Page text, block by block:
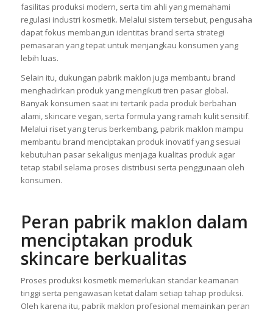
fasilitas produksi modern, serta tim ahli yang memahami
regulasi industri kosmetik. Melalui sistem tersebut, pengusaha
dapat fokus membangun identitas brand serta strategi
pemasaran yang tepat untuk menjangkau konsumen yang
lebih luas.
Selain itu, dukungan pabrik maklon juga membantu brand
menghadirkan produk yang mengikuti tren pasar global.
Banyak konsumen saat ini tertarik pada produk berbahan
alami, skincare vegan, serta formula yang ramah kulit sensitif.
Melalui riset yang terus berkembang, pabrik maklon mampu
membantu brand menciptakan produk inovatif yang sesuai
kebutuhan pasar sekaligus menjaga kualitas produk agar
tetap stabil selama proses distribusi serta penggunaan oleh
konsumen.
Peran pabrik maklon dalam
menciptakan produk
skincare berkualitas
Proses produksi kosmetik memerlukan standar keamanan
tinggi serta pengawasan ketat dalam setiap tahap produksi.
Oleh karena itu, pabrik maklon profesional memainkan peran